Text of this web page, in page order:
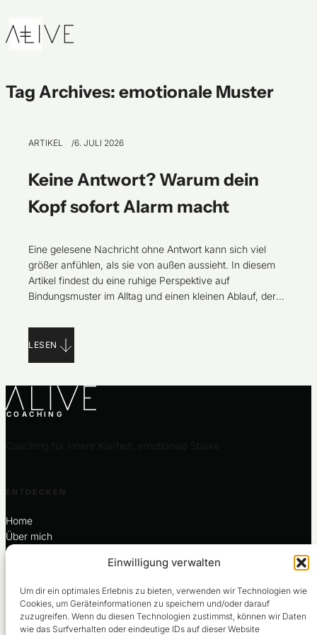
Einwilligung verwalten
Um dir ein optimales Erlebnis zu bieten, verwenden wir Technologien wie
Cookies, um Geräteinformationen zu speichern und/oder darauf
zuzugreifen. Wenn du diesen Technologien zustimmst, können wir Daten
wie das Surfverhalten oder eindeutige IDs auf dieser Website
Tag Archives: emotionale Muster
ARTIKEL 6. JULI 2026
Keine Antwort? Warum dein
Kopf sofort Alarm macht
Eine gelesene Nachricht ohne Antwort kann sich viel
größer anfühlen, als sie von außen aussieht. In diesem
Artikel findest du eine ruhige Perspektive auf
Bindungsmuster im Alltag und einen kleinen Ablauf, der
nächstem Schritt zu unterscheiden.
LESEN
COACHING
Coaching für innere Klarheit, emotionale Stärke
ENTDECKEN
Home
Über mich
Coaching
KONTAKT